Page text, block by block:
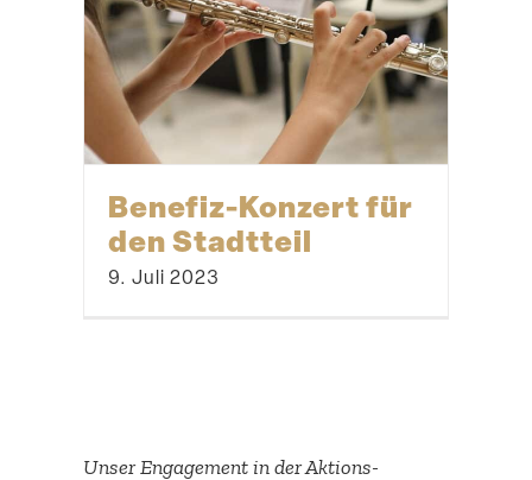
Benefiz-Konzert für
den Stadtteil
9. Juli 2023
Unser Engagement in der Aktions­